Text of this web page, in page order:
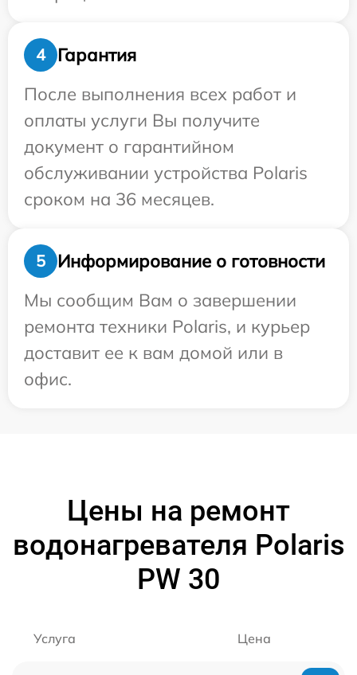
4
Гарантия
После выполнения всех работ и
оплаты услуги Вы получите
документ о гарантийном
обслуживании устройства Polaris
сроком на 36 месяцев.
5
Информирование о готовности
Мы сообщим Вам о завершении
ремонта техники Polaris, и курьер
доставит ее к вам домой или в
офис.
Цены на ремонт
водонагревателя Polaris
PW 30
Услуга Цена